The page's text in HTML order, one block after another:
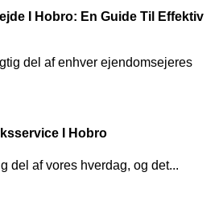
I Hobro: En Guide Til Effektiv
del af enhver ejendomsejeres
I Hobro
del af vores hverdag, og det...